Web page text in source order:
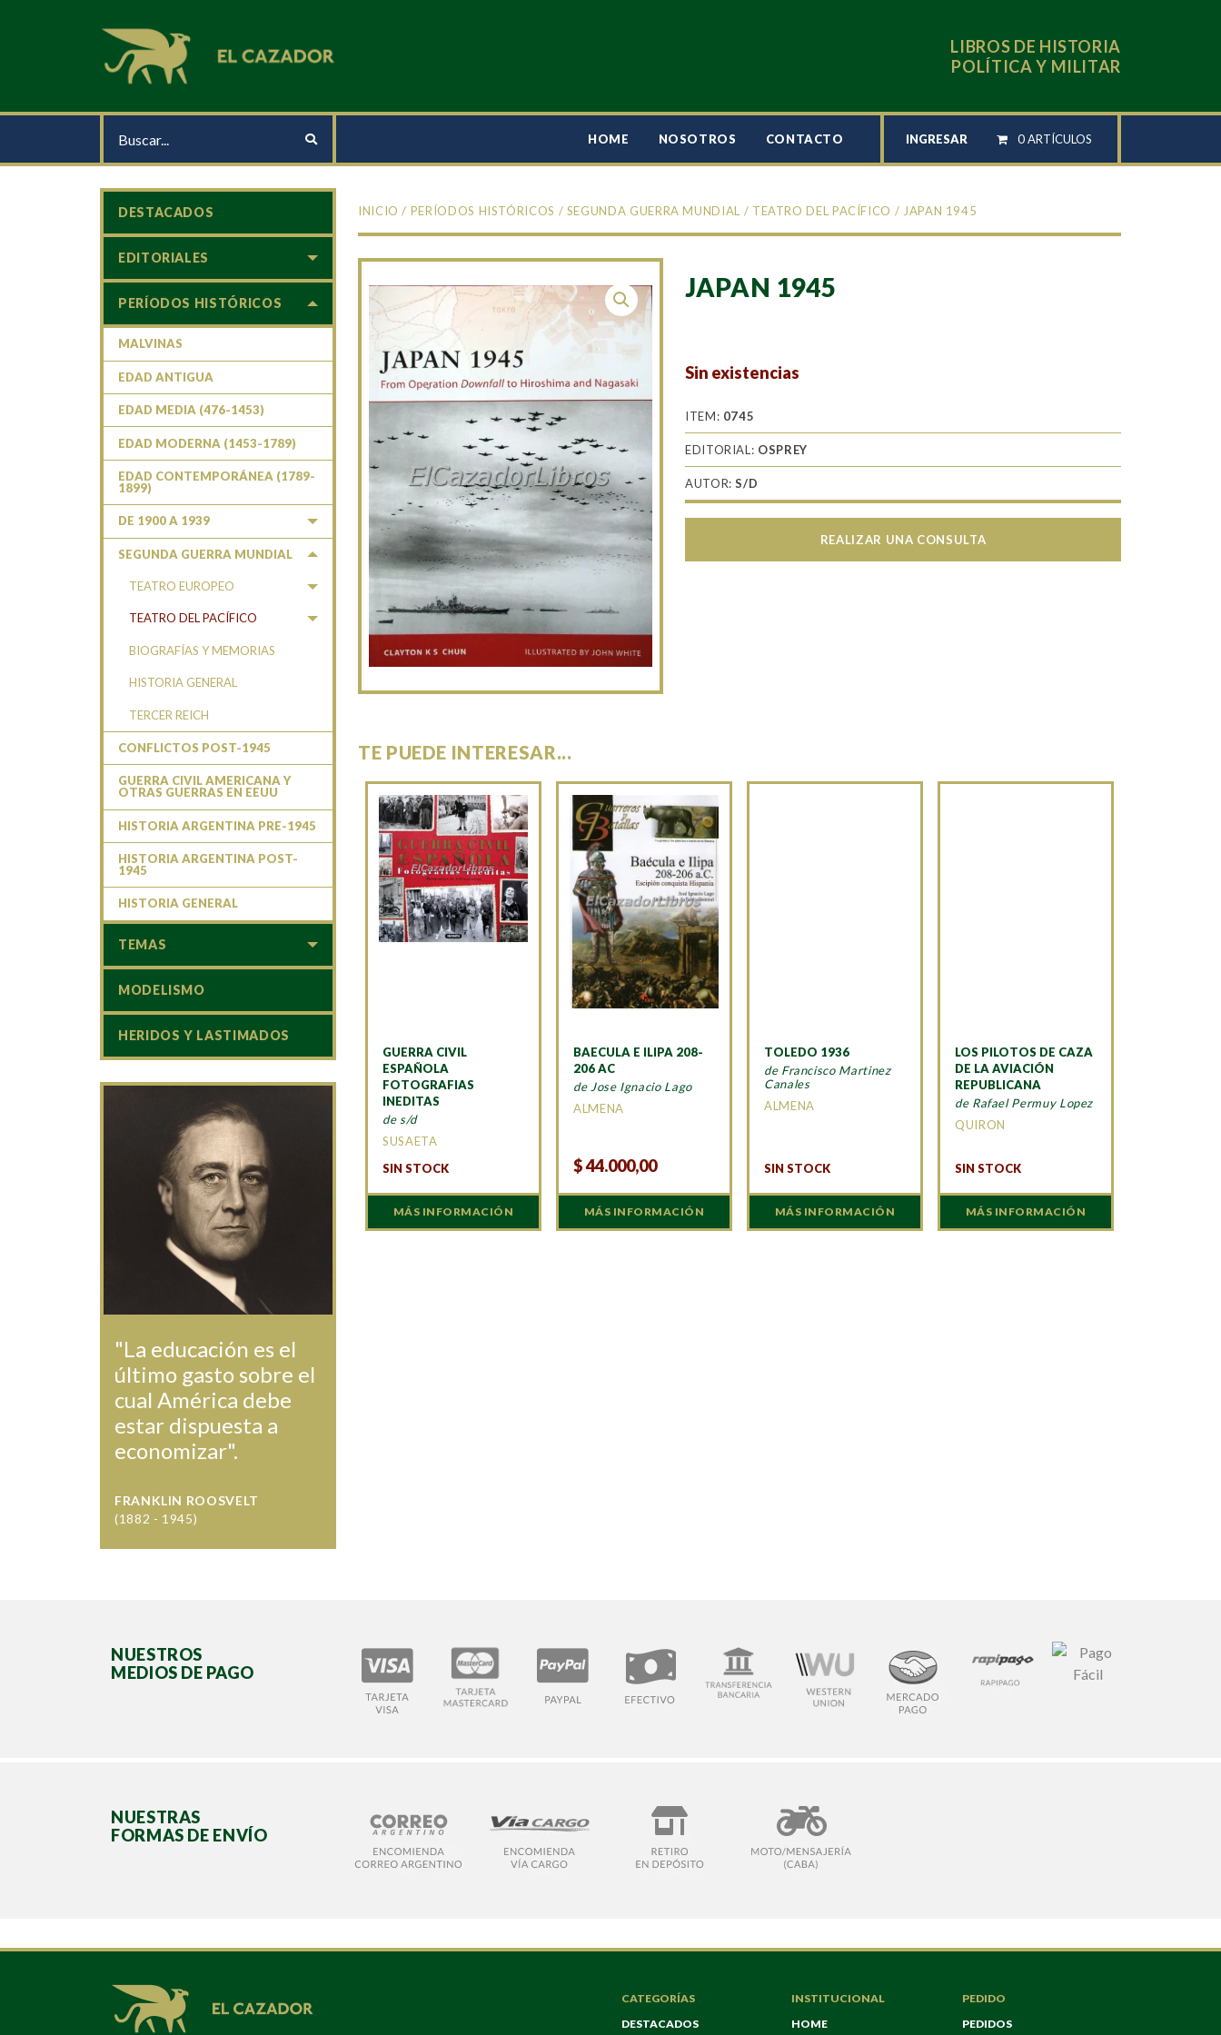
LIBROS DE HISTORIA
POLÍTICA Y MILITAR
HOME NOSOTROS CONTACTO INGRESAR 0 ARTÍCULOS
INICIO / PERÍODOS HISTÓRICOS / SEGUNDA GUERRA MUNDIAL / TEATRO DEL PACÍFICO / JAPAN 1945
JAPAN 1945
Sin existencias
ITEM: 0745
EDITORIAL: OSPREY
AUTOR:S/D
REALIZAR UNA CONSULTA
TE PUEDE INTERESAR...
GUERRA CIVIL
ESPAÑOLA
FOTOGRAFIAS
INEDITAS
de s/d
SUSAETA
SIN STOCK
MÁS INFORMACIÓN
BAECULA E ILIPA 208-
206 AC
de Jose Ignacio Lago
ALMENA
$44.000,00
MÁS INFORMACIÓN
TOLEDO 1936
de Francisco Martinez
Canales
ALMENA
SIN STOCK
MÁS INFORMACIÓN
LOS PILOTOS DE CAZA
DE LA AVIACIÓN
REPUBLICANA
de Rafael Permuy Lopez
QUIRON
SIN STOCK
MÁS INFORMACIÓN
DESTACADOS
EDITORIALES
PERÍODOS HISTÓRICOS
MALVINAS
EDAD ANTIGUA
EDAD MEDIA (476-1453)
EDAD MODERNA (1453-1789)
EDAD CONTEMPORÁNEA (1789-
1899)
DE 1900 A 1939
SEGUNDA GUERRA MUNDIAL
TEATRO EUROPEO
TEATRO DEL PACÍFICO
BIOGRAFÍAS Y MEMORIAS
HISTORIA GENERAL
TERCER REICH
CONFLICTOS POST-1945
GUERRA CIVIL AMERICANA Y
OTRAS GUERRAS EN EEUU
HISTORIA ARGENTINA PRE-1945
HISTORIA ARGENTINA POST-
1945
HISTORIA GENERAL
TEMAS
MODELISMO
HERIDOS Y LASTIMADOS
"La educación es el
último gasto sobre el
cual América debe
estar dispuesta a
economizar".
FRANKLIN ROOSVELT
(1882 - 1945)
NUESTROS
MEDIOS DE PAGO
NUESTRAS
FORMAS DE ENVÍO
CATEGORÍAS
DESTACADOS
INSTITUCIONAL
HOME
PEDIDO
PEDIDOS